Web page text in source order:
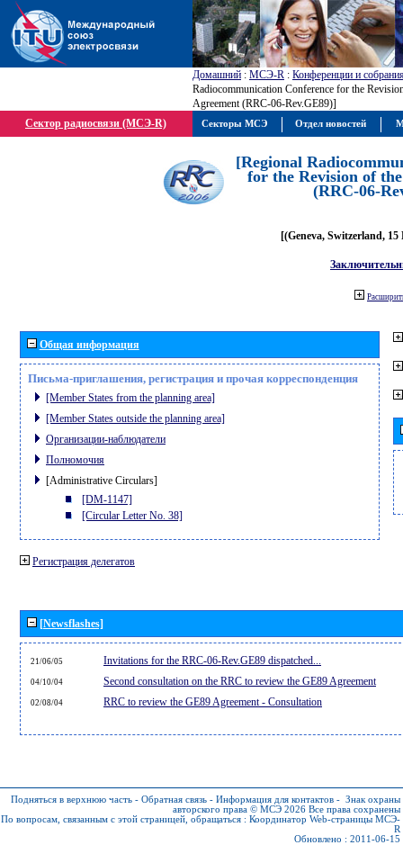
Домашний : МСЭ-R : Конференции и
Radiocommunication Conference for the
Agreement (RRC-06-Rev.GE89)]
Сектор радиосвязи (МСЭ-R)
[Regional
for the Revision of
(RRC-06-
[(Geneva, Switzerland, 15
Общая информация
Письма-приглашения, регистрация и прочая корреспонденция
[Member States from the planning area]
[Member States outside the planning area]
Организации-наблюдатели
Полномочия
[Administrative Circulars]
[DM-1147]
[Circular Letter No. 38]
Регистрация делегатов
[Newsflashes]
21/06/05 Invitations for the RRC-06-Rev.GE89 dispatched...
04/10/04 Second consultation on the RRC to review the GE89 Agreement
02/08/04 RRC to review the GE89 Agreement - Consultation
Подняться в верхнюю часть - Обратная связь - Информация для контактов - Знак охраны
авторского права © МСЭ 2026 Все права сохранены
По вопросам, связанным с этой страницей, обращаться : Координатор Web-страницы МСЭ-
R
Обновлено : 2011-06-15
Секторы МСЭ Отдел новостей